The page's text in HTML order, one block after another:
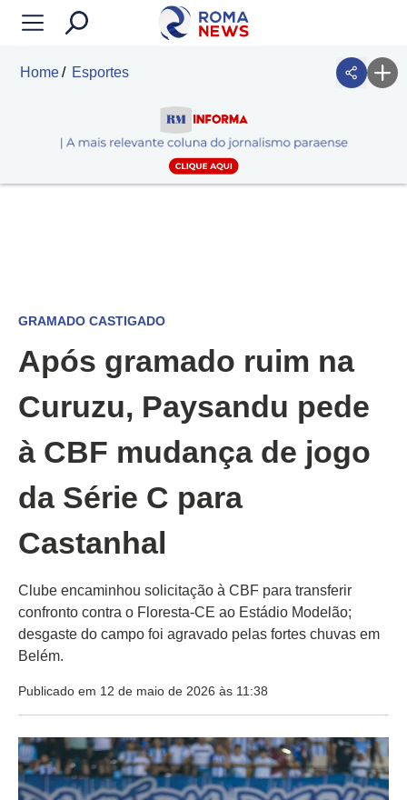
Home Esportes
GRAMADO CASTIGADO
Após gramado ruim na
Curuzu, Paysandu pede
à CBF mudança de jogo
da Série C para
Castanhal
Clube encaminhou solicitação à CBF para transferir
confronto contra o Floresta-CE ao Estádio Modelão;
desgaste do campo foi agravado pelas fortes chuvas em
Belém.
Publicado em 12 de maio de 2026 às 11:38